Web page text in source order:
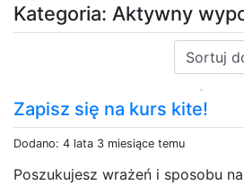
Kategoria: Aktywny
Sortuj:
Zapisz się na kurs kite!
Dodano: 4 lata 3 miesiące temu
Poszukujesz wrażeń i sposobu